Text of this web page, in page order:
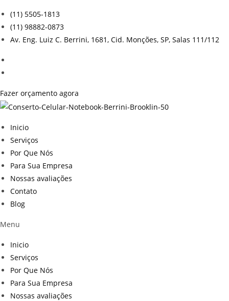
Ir
para
o
(11) 5505-1813
(11) 98882-0873
Av. Eng. Luiz C. Berrini, 1681, Cid. Monções, SP, Salas 111/112
Fazer orçamento agora
Inicio
Serviços
Por Que Nós
Para Sua Empresa
Nossas avaliações
Contato
Blog
Menu
Inicio
Serviços
Por Que Nós
Para Sua Empresa
Nossas avaliações